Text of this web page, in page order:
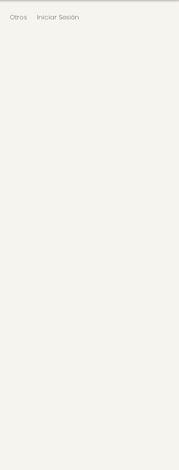
Otros Iniciar Sesión